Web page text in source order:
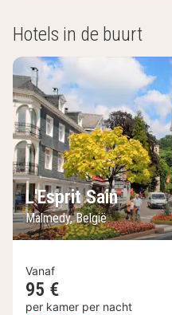
Hotels in de buurt
L'Esprit Sain
Malmedy, België
Vanaf
95 €
per kamer per nacht